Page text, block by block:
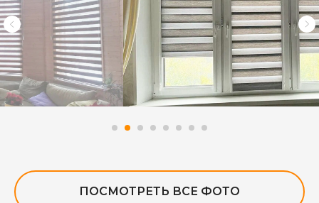
ПОСМОТРЕТЬ ВСЕ ФОТО